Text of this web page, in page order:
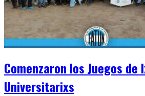
Comenzaron los Juegos
Universitarixs